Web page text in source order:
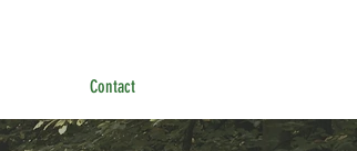
Contact